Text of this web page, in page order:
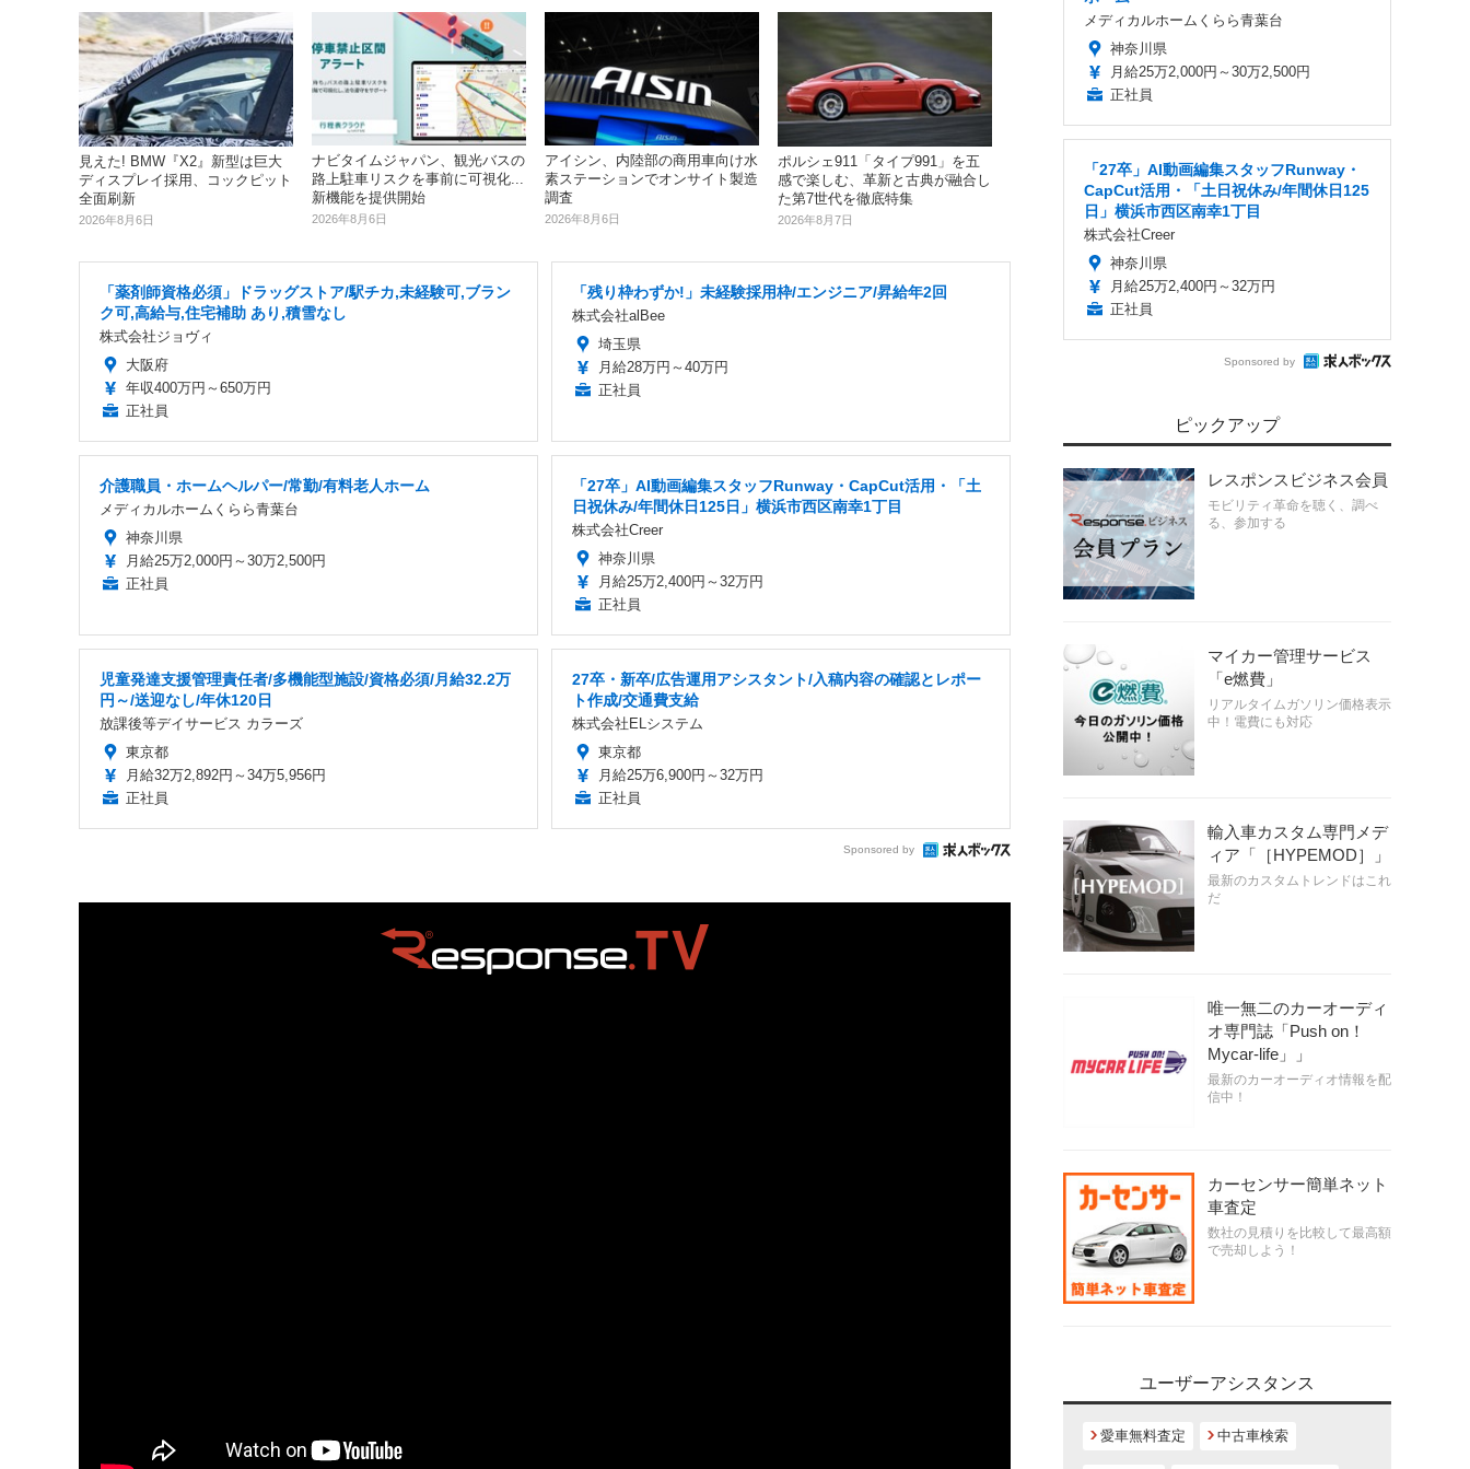
見えた! BMW『X2』新型は巨大
ディスプレイ採用、コックピット
全面刷新
2026年8月6日
ナビタイムジャパン、観光バスの
路上駐車リスクを事前に可視化...
新機能を提供開始
2026年8月6日
アイシン、内陸部の商用車向け水
素ステーションでオンサイト製造
調査
2026年8月6日
ポルシェ911「タイプ991」を五
感で楽しむ、革新と古典が融合し
た第7世代を徹底特集
2026年8月7日
「薬剤師資格必須」ドラッグストア/駅チカ,未経験可,ブラン
ク可,高給与,住宅補助 あり,積雪なし
株式会社ジョヴィ
大阪府
年収400万円～650万円
正社員
「残り枠わずか!」未経験採用枠/エンジニア/昇給年2回
株式会社alBee
埼玉県
月給28万円～40万円
正社員
介護職員・ホームヘルパー/常勤/有料老人ホーム
メディカルホームくらら青葉台
神奈川県
月給25万2,000円～30万2,500円
正社員
「27卒」AI動画編集スタッフRunway・CapCut活用・「土
日祝休み/年間休日125日」横浜市西区南幸1丁目
株式会社Creer
神奈川県
月給25万2,400円～32万円
正社員
児童発達支援管理責任者/多機能型施設/資格必須/月給32.2万
円～/送迎なし/年休120日
放課後等デイサービス カラーズ
東京都
月給32万2,892円～34万5,956円
正社員
27卒・新卒/広告運用アシスタント/入稿内容の確認とレポー
ト作成/交通費支給
株式会社ELシステム
東京都
月給25万6,900円～32万円
正社員
Sponsored by
メディカルホームくらら青葉台
神奈川県
月給25万2,000円～30万2,500円
正社員
「27卒」AI動画編集スタッフRunway・
CapCut活用・「土日祝休み/年間休日125
日」横浜市西区南幸1丁目
株式会社Creer
神奈川県
月給25万2,400円～32万円
正社員
Sponsored by
ピックアップ
レスポンスビジネス会員
モビリティ革命を聴く、調べ
る、参加する
マイカー管理サービス
「e燃費」
リアルタイムガソリン価格表示
中！電費にも対応
輸入車カスタム専門メデ
ィア「［HYPEMOD］」
最新のカスタムトレンドはこれ
だ
唯一無二のカーオーディ
オ専門誌「Push on！
Mycar-life」」
最新のカーオーディオ情報を配
信中！
カーセンサー簡単ネット
車査定
数社の見積りを比較して最高額
で売却しよう！
ユーザーアシスタンス
愛車無料査定 中古車検索